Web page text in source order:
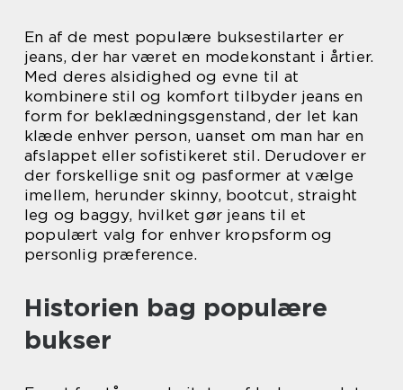
En af de mest populære buksestilarter er
jeans, der har været en modekonstant i årtier.
Med deres alsidighed og evne til at
kombinere stil og komfort tilbyder jeans en
form for beklædningsgenstand, der let kan
klæde enhver person, uanset om man har en
afslappet eller sofistikeret stil. Derudover er
der forskellige snit og pasformer at vælge
imellem, herunder skinny, bootcut, straight
leg og baggy, hvilket gør jeans til et
populært valg for enhver kropsform og
personlig præference.
Historien bag populære
bukser